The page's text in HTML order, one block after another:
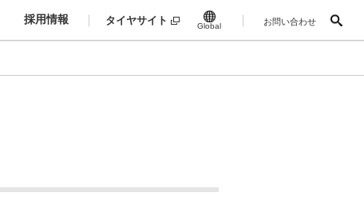
採用情報 タイヤサイト Global お問い合わせ